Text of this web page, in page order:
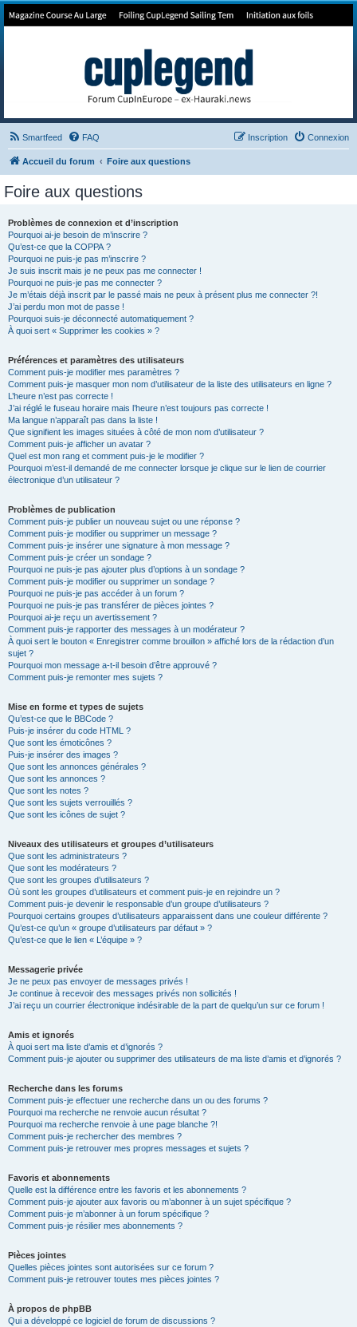
Forum de Cup In Europe
Smartfeed FAQ Connexion
Inscription
Accueil du forum Foire aux questions
Foire aux questions
Problèmes de connexion et d’inscription
Pourquoi ai-je besoin de m’inscrire ?
Qu’est-ce que la COPPA ?
Pourquoi ne puis-je pas m’inscrire ?
Je suis inscrit mais je ne peux pas me connecter !
Pourquoi ne puis-je pas me connecter ?
Je m’étais déjà inscrit par le passé mais ne peux à présent plus me connecter ?!
J’ai perdu mon mot de passe !
Pourquoi suis-je déconnecté automatiquement ?
À quoi sert « Supprimer les cookies » ?
Préférences et paramètres des utilisateurs
Comment puis-je modifier mes paramètres ?
Comment puis-je masquer mon nom d’utilisateur de la liste des utilisateurs en ligne ?
L’heure n’est pas correcte !
J’ai réglé le fuseau horaire mais l’heure n’est toujours pas correcte !
Ma langue n’apparaît pas dans la liste !
Que signifient les images situées à côté de mon nom d’utilisateur ?
Comment puis-je afficher un avatar ?
Quel est mon rang et comment puis-je le modifier ?
Pourquoi m’est-il demandé de me connecter lorsque je clique sur le lien de courrier
électronique d’un utilisateur ?
Problèmes de publication
Comment puis-je publier un nouveau sujet ou une réponse ?
Comment puis-je modifier ou supprimer un message ?
Comment puis-je insérer une signature à mon message ?
Comment puis-je créer un sondage ?
Pourquoi ne puis-je pas ajouter plus d’options à un sondage ?
Comment puis-je modifier ou supprimer un sondage ?
Pourquoi ne puis-je pas accéder à un forum ?
Pourquoi ne puis-je pas transférer de pièces jointes ?
Pourquoi ai-je reçu un avertissement ?
Comment puis-je rapporter des messages à un modérateur ?
À quoi sert le bouton « Enregistrer comme brouillon » affiché lors de la rédaction d’un
sujet ?
Pourquoi mon message a-t-il besoin d’être approuvé ?
Comment puis-je remonter mes sujets ?
Mise en forme et types de sujets
Qu’est-ce que le BBCode ?
Puis-je insérer du code HTML ?
Que sont les émoticônes ?
Puis-je insérer des images ?
Que sont les annonces générales ?
Que sont les annonces ?
Que sont les notes ?
Que sont les sujets verrouillés ?
Que sont les icônes de sujet ?
Niveaux des utilisateurs et groupes d’utilisateurs
Que sont les administrateurs ?
Que sont les modérateurs ?
Que sont les groupes d’utilisateurs ?
Où sont les groupes d’utilisateurs et comment puis-je en rejoindre un ?
Comment puis-je devenir le responsable d’un groupe d’utilisateurs ?
Pourquoi certains groupes d’utilisateurs apparaissent dans une couleur différente ?
Qu’est-ce qu’un « groupe d’utilisateurs par défaut » ?
Qu’est-ce que le lien « L’équipe » ?
Messagerie privée
Je ne peux pas envoyer de messages privés !
Je continue à recevoir des messages privés non sollicités !
J’ai reçu un courrier électronique indésirable de la part de quelqu’un sur ce forum !
Amis et ignorés
À quoi sert ma liste d’amis et d’ignorés ?
Comment puis-je ajouter ou supprimer des utilisateurs de ma liste d’amis et d’ignorés ?
Recherche dans les forums
Comment puis-je effectuer une recherche dans un ou des forums ?
Pourquoi ma recherche ne renvoie aucun résultat ?
Pourquoi ma recherche renvoie à une page blanche ?!
Comment puis-je rechercher des membres ?
Comment puis-je retrouver mes propres messages et sujets ?
Favoris et abonnements
Quelle est la différence entre les favoris et les abonnements ?
Comment puis-je ajouter aux favoris ou m’abonner à un sujet spécifique ?
Comment puis-je m’abonner à un forum spécifique ?
Comment puis-je résilier mes abonnements ?
Pièces jointes
Quelles pièces jointes sont autorisées sur ce forum ?
Comment puis-je retrouver toutes mes pièces jointes ?
À propos de phpBB
Qui a développé ce logiciel de forum de discussions ?